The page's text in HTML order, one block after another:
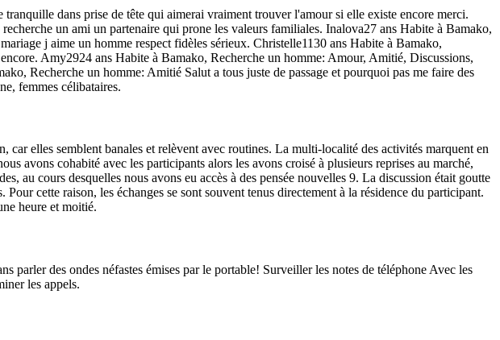
dans prise de tête qui aimerai vraiment trouver l'amour si elle existe encore merci.
un ami un partenaire qui prone les valeurs familiales. Inalova27 ans Habite à Bamako,
j aime un homme respect fidèles sérieux. Christelle1130 ans Habite à Bamako,
Amy2924 ans Habite à Bamako, Recherche un homme: Amour, Amitié, Discussions,
Recherche un homme: Amitié Salut a tous juste de passage et pourquoi pas me faire des
femmes célibataires.
elles semblent banales et relèvent avec routines. La multi-localité des activités marquent en
avons cohabité avec les participants alors les avons croisé à plusieurs reprises au marché,
au cours desquelles nous avons eu accès à des pensée nouvelles 9. La discussion était goutte
cette raison, les échanges se sont souvent tenus directement à la résidence du participant.
heure et moitié.
parler des ondes néfastes émises par le portable! Surveiller les notes de téléphone Avec les
les appels.